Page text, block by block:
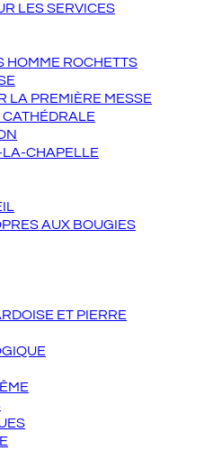
LES SERVICES
HOMME ROCHETTS
LA PREMIÈRE MESSE
LA-CHAPELLE
AUX BOUGIES
ET PIERRE